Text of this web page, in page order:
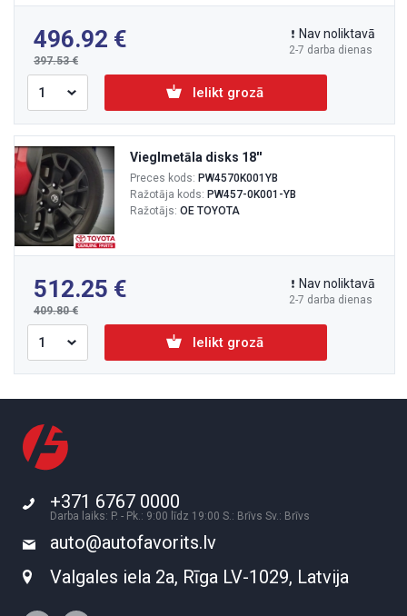
496.92
397.53
2-7 darba dienas
Nav noliktavā
Ielikt grozā
Vieglmetāla disks 18''
Preces kods: PW4570K001YB
Ražotāja kods: PW457-0K001-YB
Ražotājs: OE TOYOTA
512.25
409.80
2-7 darba dienas
Nav noliktavā
Ielikt grozā
+371 6767 0000
Darba laiks: P. - Pk.: 9:00 līdz 19:00 S.: Brīvs Sv.: Brīvs
auto@autofavorits.lv
Valgales iela 2a, Rīga LV-1029, Latvija